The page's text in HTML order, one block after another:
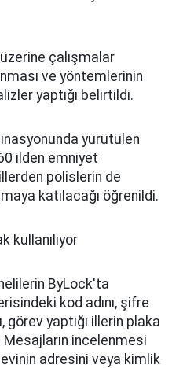
çalışmalar
ve yöntemlerinin
yaptığı belirtildi.
yürütülen
ilden emniyet
polislerin de
katılacağı öğrenildi.
kullanılıyor
ByLock'ta
kod adını, şifre
görev yaptığı illerin plaka
Mesajların incelenmesi
evinin adresini veya kimlik